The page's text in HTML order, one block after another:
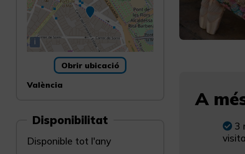
i
Obrir ubicació
València
Disponibilitat
Disponible tot l'any
A
3